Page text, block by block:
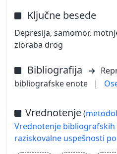
Ključne besede
Depresija, samomor,
zloraba drog
Bibliografija
bibliografske enote
|
Vrednotenje(
Vrednotenje bibliografskih
raziskovalne uspešnosti